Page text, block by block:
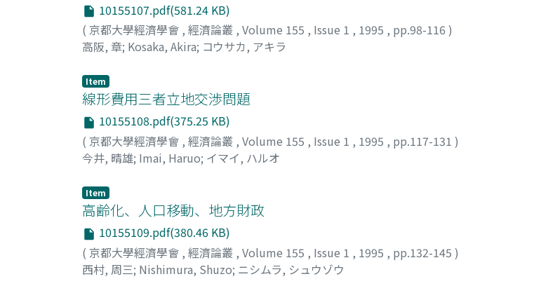
10155107.pdf(581.24 KB)
( 京都大學經濟學會 , 經濟論叢 , Volume 155 , Issue 1 , 1995 , pp.98-116 )
高阪, 章; Kosaka, Akira; コウサカ, アキラ
Item
線形費用三者立地交渉問題
10155108.pdf(375.25 KB)
( 京都大學經濟學會 , 經濟論叢 , Volume 155 , Issue 1 , 1995 , pp.117-131 )
今井, 晴雄; Imai, Haruo; イマイ, ハルオ
Item
高齢化、人口移動、地方財政
10155109.pdf(380.46 KB)
( 京都大學經濟學會 , 經濟論叢 , Volume 155 , Issue 1 , 1995 , pp.132-145 )
西村, 周三; Nishimura, Shuzo; ニシムラ, シュウゾウ